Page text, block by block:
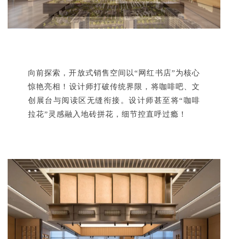
向前探索，开放式销售空间以“网红书店”为核心
惊艳亮相！设计师打破传统界限，将咖啡吧、文
创展台与阅读区无缝衔接。设计师甚至将“咖啡
拉花”灵感融入地砖拼花，细节控直呼过瘾！